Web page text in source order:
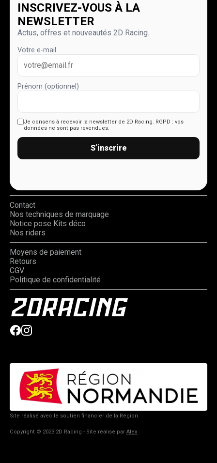
INSCRIVEZ-VOUS À LA
NEWSLETTER
Actus, offres et nouveautés 2D Racing.
Votre e-mail
Prénom (optionnel)
Je consens à recevoir la newsletter de 2D Racing. RGPD : vos
données ne sont pas revendues.
S’inscrire
Contact
Nos techniques de marquage
Notice pose Kits déco
Nos riders
Moyens de paiement
Retours
CGV
Politique de confidentialité
Site réalisé avec le soutien financier de la Région.
Copyright © 2023 2D Racing - Site réalisé par Alex